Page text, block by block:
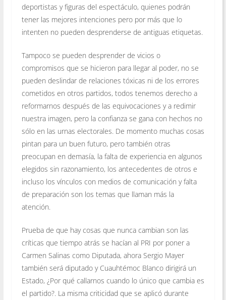
deportistas y figuras del espectáculo, quienes podrán
tener las mejores intenciones pero por más que lo
intenten no pueden desprenderse de antiguas etiquetas.
Tampoco se pueden desprender de vicios o
compromisos que se hicieron para llegar al poder, no se
pueden deslindar de relaciones tóxicas ni de los errores
cometidos en otros partidos, todos tenemos derecho a
reformarnos después de las equivocaciones y a redimir
nuestra imagen, pero la confianza se gana con hechos no
sólo en las urnas electorales. De momento muchas cosas
pintan para un buen futuro, pero también otras
preocupan en demasía, la falta de experiencia en algunos
elegidos sin razonamiento, los antecedentes de otros e
incluso los vínculos con medios de comunicación y falta
de preparación son los temas que llaman más la
atención.
Prueba de que hay cosas que nunca cambian son las
críticas que tiempo atrás se hacían al PRI por poner a
Carmen Salinas como Diputada, ahora Sergio Mayer
también será diputado y Cuauhtémoc Blanco dirigirá un
Estado, ¿Por qué callarnos cuando lo único que cambia es
el partido?. La misma criticidad que se aplicó durante